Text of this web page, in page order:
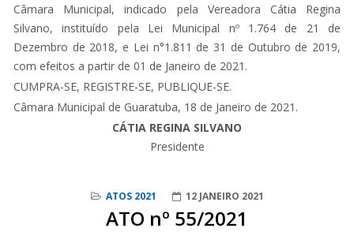
Câmara Municipal, indicado pela Vereadora Cátia Regina
Silvano, instituído pela Lei Municipal nº 1.764 de 21 de
Dezembro de 2018, e Lei n°1.811 de 31 de Outubro de 2019,
com efeitos a partir de 01 de Janeiro de 2021.
CUMPRA-SE, REGISTRE-SE, PUBLIQUE-SE.
Câmara Municipal de Guaratuba, 18 de Janeiro de 2021.
CÁTIA REGINA SILVANO
Presidente
ATOS 2021 12 JANEIRO 2021
ATO nº 55/2021